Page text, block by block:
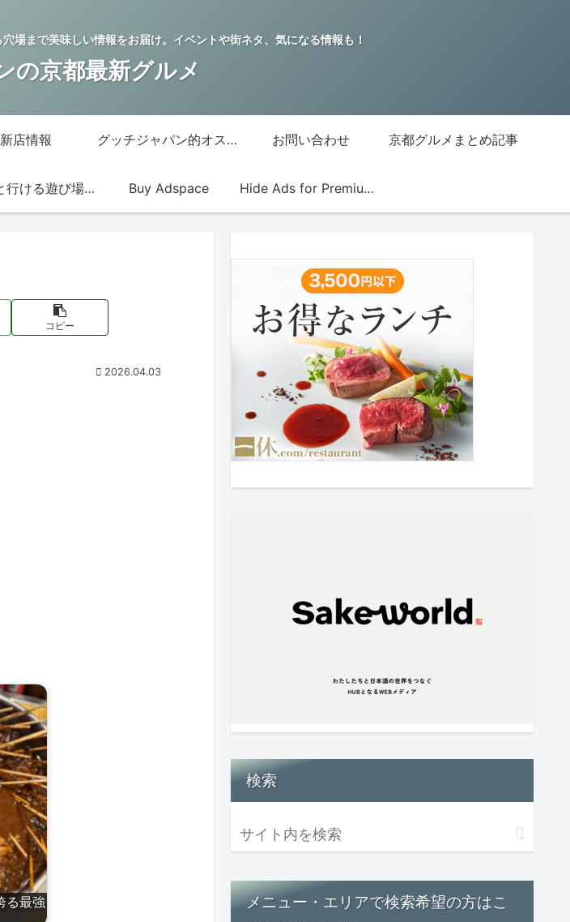
場まで美味しい情報をお届け。イベントや街ネタ、気になる情報も！
の京都最新グルメ
新店情報 グッチジャパン的オススメ店 お問い合わせ 京都グルメまとめ記事
子どもと行ける遊び場・お店 Buy Adspace Hide Ads for Premium Members
コピー
2026.04.03
る最強
検索
メニュー・エリアで検索希望の方はこ